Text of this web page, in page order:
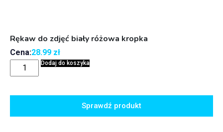
Rękaw do zdjęć biały różowa kropka
Cena:28.99 zł
Dodaj do koszyka
Sprawdź produkt